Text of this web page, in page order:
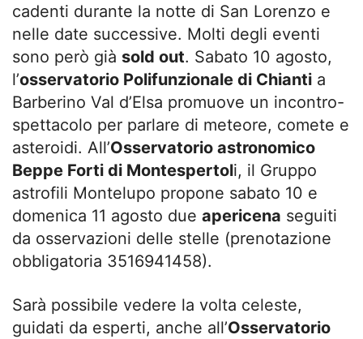
cadenti durante la notte di San Lorenzo e
nelle date successive. Molti degli eventi
sono però già sold out. Sabato 10 agosto,
l’osservatorio Polifunzionale di Chianti a
Barberino Val d’Elsa promuove un incontro-
spettacolo per parlare di meteore, comete e
asteroidi. All’Osservatorio astronomico
Beppe Forti di Montespertoli, il Gruppo
astrofili Montelupo propone sabato 10 e
domenica 11 agosto due apericena seguiti
da osservazioni delle stelle (prenotazione
obbligatoria 3516941458).
Sarà possibile vedere la volta celeste,
guidati da esperti, anche all’Osservatorio